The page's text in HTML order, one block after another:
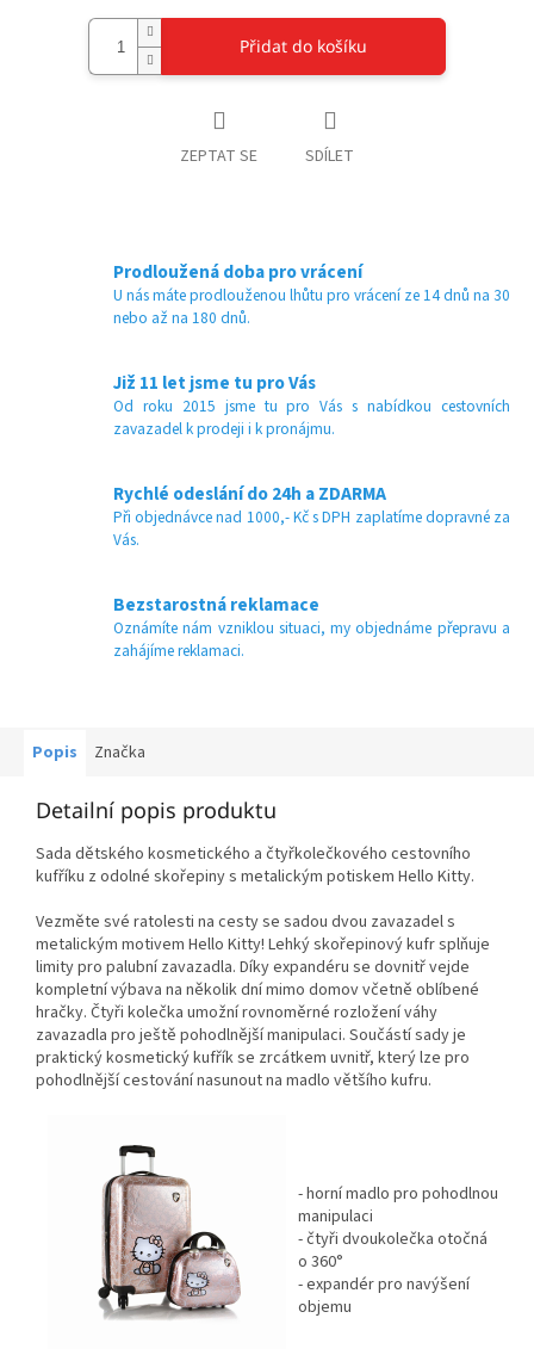
Přidat do košíku
ZEPTAT SE SDÍLET
Prodloužená doba pro vrácení
U nás máte prodlouženou lhůtu pro vrácení ze 14 dnů na 30
nebo až na 180 dnů.
Již 11 let jsme tu pro Vás
Od roku 2015 jsme tu pro Vás s nabídkou cestovních
zavazadel k prodeji i k pronájmu.
Rychlé odeslání do 24h a ZDARMA
Při objednávce nad 1000,- Kč s DPH zaplatíme dopravné za
Vás.
Bezstarostná reklamace
Oznámíte nám vzniklou situaci, my objednáme přepravu a
zahájíme reklamaci.
Popis Značka
Detailní popis produktu
Sada dětského kosmetického a čtyřkolečkového cestovního
kufříku z odolné skořepiny s metalickým potiskem Hello Kitty.
Vezměte své ratolesti na cesty se sadou dvou zavazadel s
metalickým motivem Hello Kitty! Lehký skořepinový kufr splňuje
limity pro palubní zavazadla. Díky expandéru se dovnitř vejde
kompletní výbava na několik dní mimo domov včetně oblíbené
hračky. Čtyři kolečka umožní rovnoměrné rozložení váhy
zavazadla pro ještě pohodlnější manipulaci. Součástí sady je
praktický kosmetický kufřík se zrcátkem uvnitř, který lze pro
pohodlnější cestování nasunout na madlo většího kufru.
- horní madlo pro pohodlnou
manipulaci
- čtyři dvoukolečka otočná
o 360°
- expandér pro navýšení
objemu